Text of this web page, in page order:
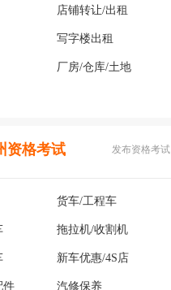
店铺转让/出租
写字楼出租
厂房/仓库/土地
资格考试 发布资格考试
货车/工程车
拖拉机/收割机
新车优惠/4S店
件 汽修保养